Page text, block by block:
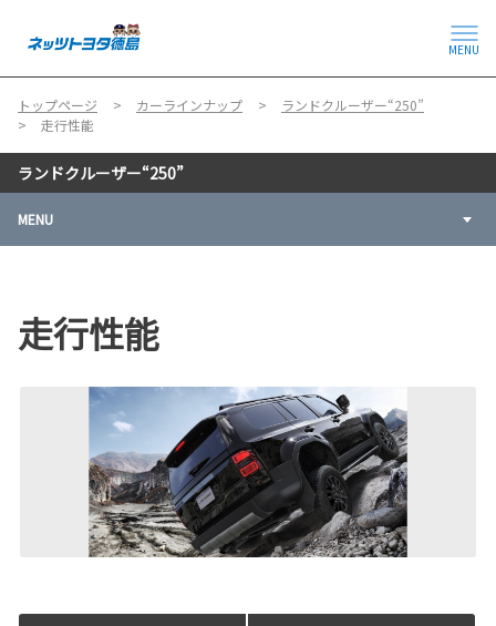
MENU
トップページ カーラインナップ
ランドクルーザー“250”
走行性能
ランドクルーザー“250”
MENU
走行性能